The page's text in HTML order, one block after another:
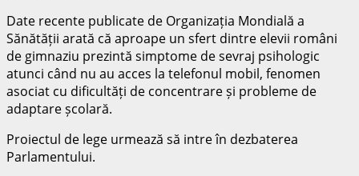
Date recente publicate de Organizația Mondială a
Sănătății arată că aproape un sfert dintre elevii români
de gimnaziu prezintă simptome de sevraj psihologic
atunci când nu au acces la telefonul mobil, fenomen
asociat cu dificultăți de concentrare și probleme de
adaptare școlară.
Proiectul de lege urmează să intre în dezbaterea
Parlamentului.